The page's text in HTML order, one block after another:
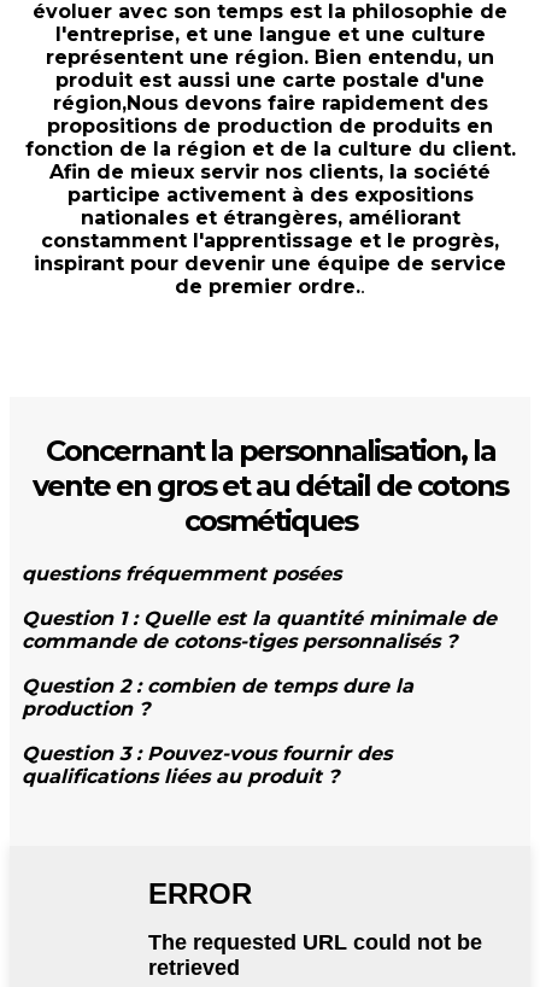
évoluer avec son temps est la philosophie de
l'entreprise, et une langue et une culture
représentent une région. Bien entendu, un
produit est aussi une carte postale d'une
région,Nous devons faire rapidement des
propositions de production de produits en
fonction de la région et de la culture du client.
Afin de mieux servir nos clients, la société
participe activement à des expositions
nationales et étrangères, améliorant
constamment l'apprentissage et le progrès,
inspirant pour devenir une équipe de service
de premier ordre..
Concernant la personnalisation, la
vente en gros et au détail de cotons
cosmétiques
questions fréquemment posées
Question 1 : Quelle est la quantité minimale de
commande de cotons-tiges personnalisés ?
Question 2 : combien de temps dure la
production ?
Question 3 : Pouvez-vous fournir des
qualifications liées au produit ?